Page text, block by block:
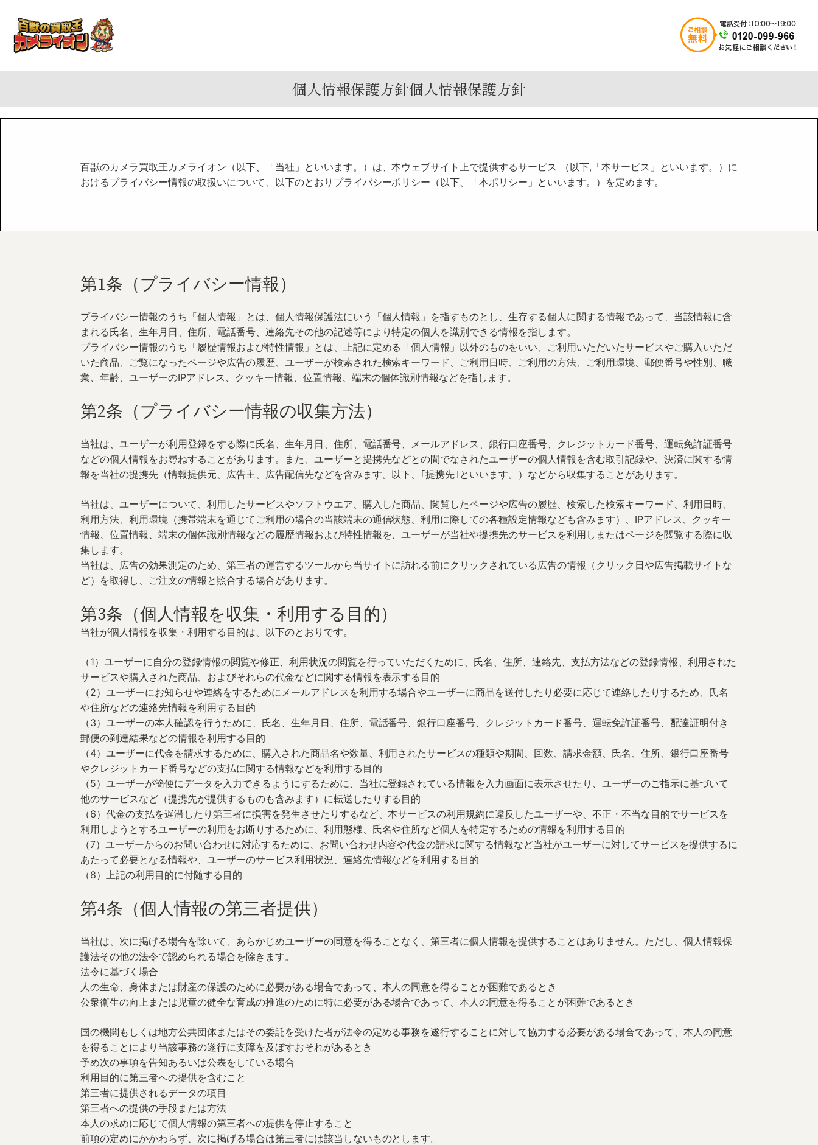
個人情報保護方針個人情報保護方針
百獣のカメラ買取王カメライオン（以下、「当社」といいます。）は、本ウェブサイト上で提供するサービス （以下,「本サービス」といいます。）に
おけるプライバシー情報の取扱いについて、以下のとおりプライバシーポリシー（以下、「本ポリシー」といいます。）を定めます。
第1条（プライバシー情報）
プライバシー情報のうち「個人情報」とは、個人情報保護法にいう「個人情報」を指すものとし、生存する個人に関する情報であって、当該情報に含
まれる氏名、生年月日、住所、電話番号、連絡先その他の記述等により特定の個人を識別できる情報を指します。
プライバシー情報のうち「履歴情報および特性情報」とは、上記に定める「個人情報」以外のものをいい、ご利用いただいたサービスやご購入いただ
いた商品、ご覧になったページや広告の履歴、ユーザーが検索された検索キーワード、ご利用日時、ご利用の方法、ご利用環境、郵便番号や性別、職
業、年齢、ユーザーのIPアドレス、クッキー情報、位置情報、端末の個体識別情報などを指します。
第2条（プライバシー情報の収集方法）
当社は、ユーザーが利用登録をする際に氏名、生年月日、住所、電話番号、メールアドレス、銀行口座番号、クレジットカード番号、運転免許証番号
などの個人情報をお尋ねすることがあります。また、ユーザーと提携先などとの間でなされたユーザーの個人情報を含む取引記録や、決済に関する情
報を当社の提携先（情報提供元、広告主、広告配信先などを含みます。以下、｢提携先｣といいます。）などから収集することがあります。
当社は、ユーザーについて、利用したサービスやソフトウエア、購入した商品、閲覧したページや広告の履歴、検索した検索キーワード、利用日時、
利用方法、利用環境（携帯端末を通じてご利用の場合の当該端末の通信状態、利用に際しての各種設定情報なども含みます）、IPアドレス、クッキー
情報、位置情報、端末の個体識別情報などの履歴情報および特性情報を、ユーザーが当社や提携先のサービスを利用しまたはページを閲覧する際に収
集します。
当社は、広告の効果測定のため、第三者の運営するツールから当サイトに訪れる前にクリックされている広告の情報（クリック日や広告掲載サイトな
ど）を取得し、ご注文の情報と照合する場合があります。
第3条（個人情報を収集・利用する目的）
当社が個人情報を収集・利用する目的は、以下のとおりです。
（1）ユーザーに自分の登録情報の閲覧や修正、利用状況の閲覧を行っていただくために、氏名、住所、連絡先、支払方法などの登録情報、利用された
サービスや購入された商品、およびそれらの代金などに関する情報を表示する目的
（2）ユーザーにお知らせや連絡をするためにメールアドレスを利用する場合やユーザーに商品を送付したり必要に応じて連絡したりするため、氏名
や住所などの連絡先情報を利用する目的
（3）ユーザーの本人確認を行うために、氏名、生年月日、住所、電話番号、銀行口座番号、クレジットカード番号、運転免許証番号、配達証明付き
郵便の到達結果などの情報を利用する目的
（4）ユーザーに代金を請求するために、購入された商品名や数量、利用されたサービスの種類や期間、回数、請求金額、氏名、住所、銀行口座番号
やクレジットカード番号などの支払に関する情報などを利用する目的
（5）ユーザーが簡便にデータを入力できるようにするために、当社に登録されている情報を入力画面に表示させたり、ユーザーのご指示に基づいて
他のサービスなど（提携先が提供するものも含みます）に転送したりする目的
（6）代金の支払を遅滞したり第三者に損害を発生させたりするなど、本サービスの利用規約に違反したユーザーや、不正・不当な目的でサービスを
利用しようとするユーザーの利用をお断りするために、利用態様、氏名や住所など個人を特定するための情報を利用する目的
（7）ユーザーからのお問い合わせに対応するために、お問い合わせ内容や代金の請求に関する情報など当社がユーザーに対してサービスを提供するに
あたって必要となる情報や、ユーザーのサービス利用状況、連絡先情報などを利用する目的
（8）上記の利用目的に付随する目的
第4条（個人情報の第三者提供）
当社は、次に掲げる場合を除いて、あらかじめユーザーの同意を得ることなく、第三者に個人情報を提供することはありません。ただし、個人情報保
護法その他の法令で認められる場合を除きます。
法令に基づく場合
人の生命、身体または財産の保護のために必要がある場合であって、本人の同意を得ることが困難であるとき
公衆衛生の向上または児童の健全な育成の推進のために特に必要がある場合であって、本人の同意を得ることが困難であるとき
国の機関もしくは地方公共団体またはその委託を受けた者が法令の定める事務を遂行することに対して協力する必要がある場合であって、本人の同意
を得ることにより当該事務の遂行に支障を及ぼすおそれがあるとき
予め次の事項を告知あるいは公表をしている場合
利用目的に第三者への提供を含むこと
第三者に提供されるデータの項目
第三者への提供の手段または方法
本人の求めに応じて個人情報の第三者への提供を停止すること
前項の定めにかかわらず、次に掲げる場合は第三者には該当しないものとします。